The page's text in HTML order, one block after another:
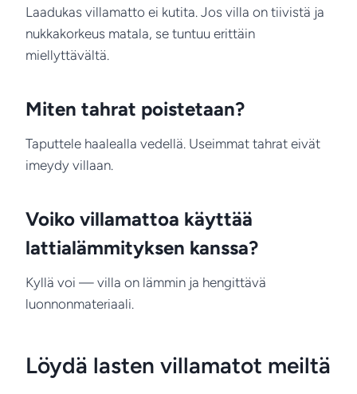
Laadukas villamatto ei kutita. Jos villa on tiivistä ja
nukkakorkeus matala, se tuntuu erittäin
miellyttävältä.
Miten tahrat poistetaan?
Taputtele haalealla vedellä. Useimmat tahrat eivät
imeydy villaan.
Voiko villamattoa käyttää
lattialämmityksen kanssa?
Kyllä voi — villa on lämmin ja hengittävä
luonnonmateriaali.
Löydä lasten villamatot meiltä